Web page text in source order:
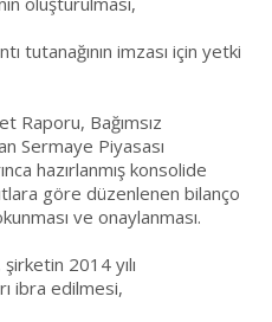
tutanağının imzası için yetki
Raporu, Bağımsız
Sermaye Piyasası
hazırlanmış konsolide
göre düzenlenen bilanço
ve onaylanması.
2014 yılı
ibra edilmesi,